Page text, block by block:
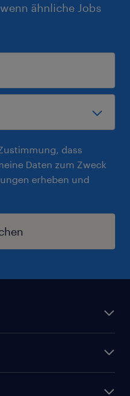
ähnliche Jobs
dass
Daten zum Zweck
erheben und